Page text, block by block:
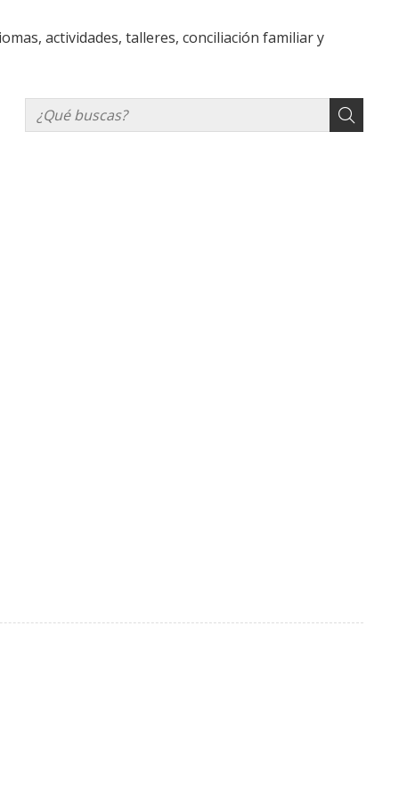
actividades, talleres, conciliación familiar y